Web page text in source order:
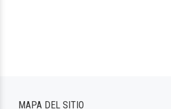
MAPA DEL SITIO